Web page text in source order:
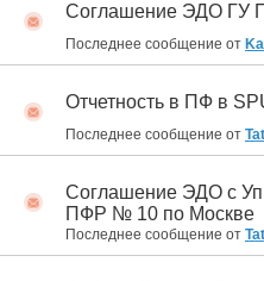
Отмена Оплатить
Соглашение ЭДО ГУ
Последнее сообщение от
Отчетность в ПФ в
Последнее сообщение от
Соглашение ЭДО с
ПФР № 10 по Москве
Последнее сообщение от